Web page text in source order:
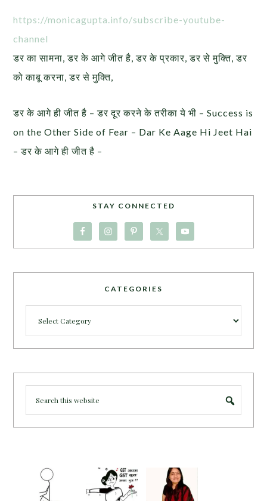
https://monicagupta.info/subscribe-youtube-
channel
डर का सामना, डर के आगे जीत है, डर के प्रकार, डर से मुक्ति, डर
को काबू करना, डर से मुक्ति,
डर के आगे ही जीत है – डर दूर करने के तरीका ये भी – Success is
on the Other Side of Fear – Dar Ke Aage Hi Jeet Hai
– डर के आगे ही जीत है –
STAY CONNECTED
CATEGORIES